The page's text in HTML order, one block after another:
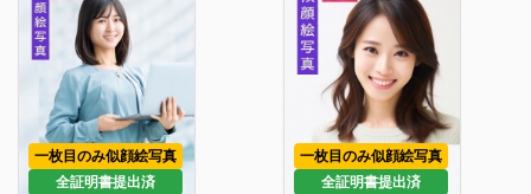
一枚目のみ似顔絵写真
全証明書提出済
一枚目のみ似顔絵写真
全証明書提出済